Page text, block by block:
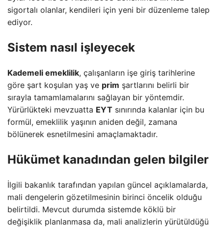
sigortalı olanlar, kendileri için yeni bir düzenleme talep
ediyor.
Sistem nasıl işleyecek
Kademeli emeklilik, çalışanların işe giriş tarihlerine
göre şart koşulan yaş ve prim şartlarını belirli bir
sırayla tamamlamalarını sağlayan bir yöntemdir.
Yürürlükteki mevzuatta EYT sınırında kalanlar için bu
formül, emeklilik yaşının aniden değil, zamana
bölünerek esnetilmesini amaçlamaktadır.
Hükümet kanadından gelen bilgiler
İlgili bakanlık tarafından yapılan güncel açıklamalarda,
mali dengelerin gözetilmesinin birinci öncelik olduğu
belirtildi. Mevcut durumda sistemde köklü bir
değişiklik planlanmasa da, mali analizlerin yürütüldüğü